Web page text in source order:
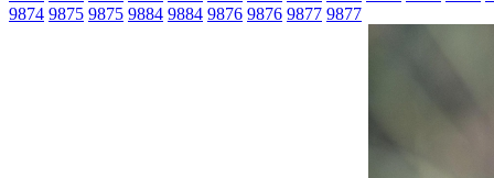
9874 9875 9875 9884 9884 9876 9876 9877 9877